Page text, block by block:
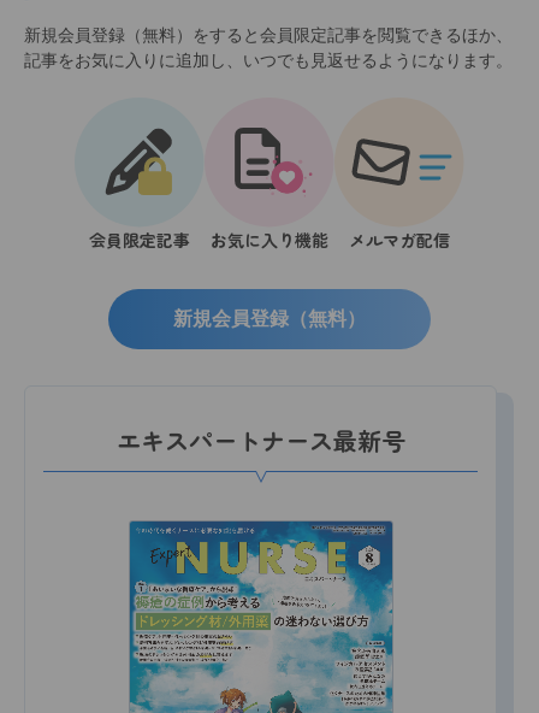
新規会員登録（無料）をすると会員限定記事を閲覧できるほか、
記事をお気に入りに追加し、いつでも見返せるようになります。
会員限定記事 お気に入り機能 メルマガ配信
新規会員登録（無料）
エキスパートナース最新号